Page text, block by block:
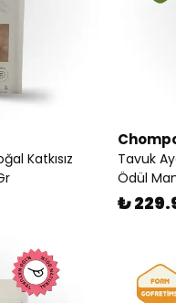
Katkısız
Tavuk
Ödül
₺